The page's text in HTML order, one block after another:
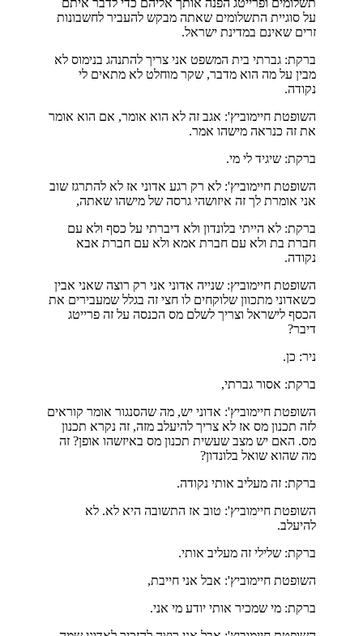
על סוגיית התשלומים שאתה מבקש להעביר לחשבונות
זרים שאינם במדינת ישראל.
ברקת: גברתי בית המשפט אני צריך להתנהג בנימוס לא
מבין על מה הוא מדבר, שקר מוחלט לא מתאים לי
נקודה.
השופטת חיימוביץ': אגב זה לא הוא אומר, אם הוא אומר
את זה כנראה מישהו אמר.
ברקת: שיגיד לי מי.
השופטת חיימוביץ': לא רק רגע אדוני אז לא להתרגז שוב
אני אומרת לך זה איזושהי גרסה של מישהו שאתה,
ברקת: לא הייתי בלונדון ולא דיברתי על כסף ולא עם
חברת בת ולא עם חברת אמא ולא עם חברת אבא
נקודה.
השופטת חיימוביץ: שנייה אדוני אני רק רוצה שאני אבין
כשאדוני מתכוון שלוקחים לו חצי זה בגלל שמעבירים את
הכסף לישראל וצריך לשלם מס הכנסה על זה פרייטג
דיבר?
ניר: כן.
ברקת: אסור גברתי,
השופטת חיימוביץ': אדוני יש, מה שהסנגור אומר קוראים
לזה תכנון מס אז לא צריך להיעלב מזה, זה נקרא תכנון
מס. האם יש מצב שעשית תכנון מס באיזשהו אופן? זה
מה שהוא שואל בלונדון?
ברקת: זה מעליב אותי נקודה.
השופטת חיימוביץ': טוב אז התשובה היא לא. לא
להיעלב.
ברקת: שלילי זה מעליב אותי.
השופטת חיימוביץ': אבל אני חייבת,
ברקת: מי שמכיר אותי יודע מי אני.